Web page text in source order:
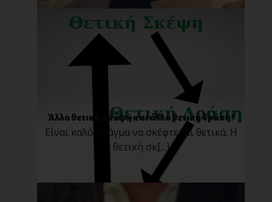
Άλλο θετική σκέψη και άλλο θετική δράση!
Είναι καλό πράγμα να σκέφτεσαι θετικά. H
θετική σκ[...]